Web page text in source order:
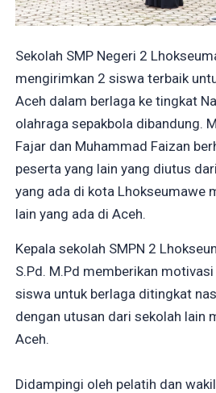
Sekolah SMP Negeri 2
mengirimkan 2 siswa terbaik
Aceh dalam berlaga ke tingkat
olahraga sepakbola dibandung.
Fajar dan Muhammad Faizan
peserta yang lain yang diutus
yang ada di kota Lhokseumawe
lain yang ada di Aceh.
Kepala sekolah SMPN 2
S.Pd. M.Pd memberikan
siswa untuk berlaga ditingkat
dengan utusan dari sekolah lain
Aceh.
Didampingi oleh pelatih dan